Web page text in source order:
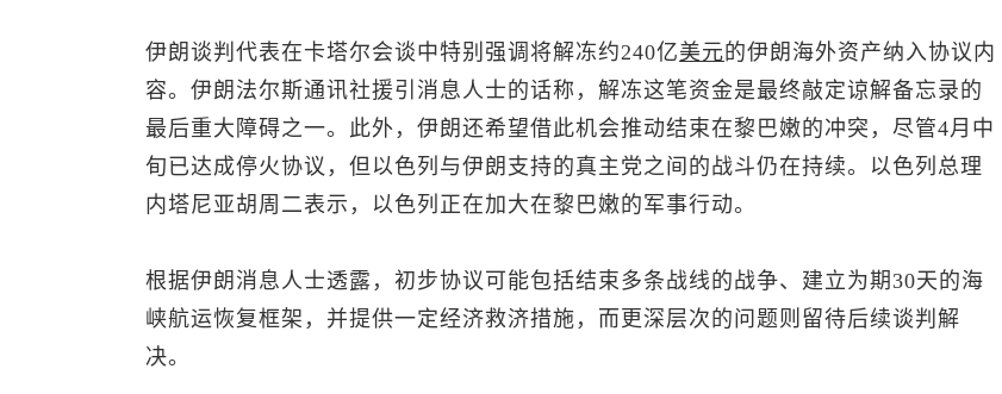
伊朗谈判代表在卡塔尔会谈中特别强调将解冻约240亿美元的伊朗海外资产纳入协议内
容。伊朗法尔斯通讯社援引消息人士的话称，解冻这笔资金是最终敲定谅解备忘录的
最后重大障碍之一。此外，伊朗还希望借此机会推动结束在黎巴嫩的冲突，尽管4月中
旬已达成停火协议，但以色列与伊朗支持的真主党之间的战斗仍在持续。以色列总理
内塔尼亚胡周二表示，以色列正在加大在黎巴嫩的军事行动。
根据伊朗消息人士透露，初步协议可能包括结束多条战线的战争、建立为期30天的海
峡航运恢复框架，并提供一定经济救济措施，而更深层次的问题则留待后续谈判解
决。